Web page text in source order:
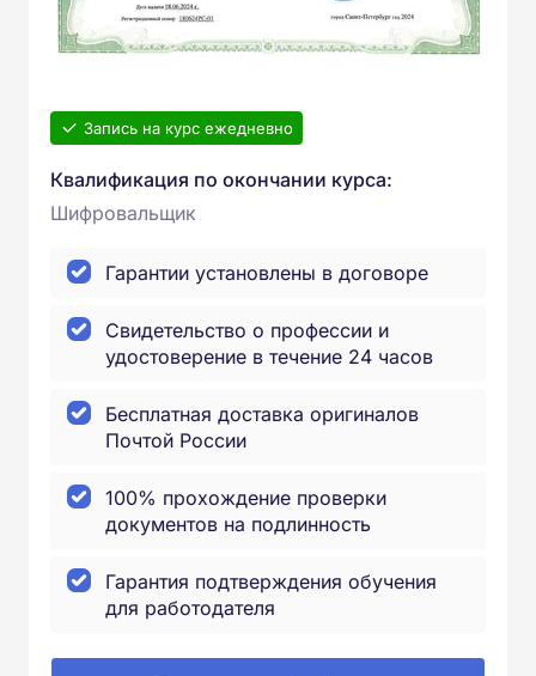
Запись на курс ежедневно
Квалификация по окончании курса:
Шифровальщик
Гарантии установлены в договоре
Свидетельство о профессии и
удостоверение в течение 24 часов
Бесплатная доставка оригиналов
Почтой России
100% прохождение проверки
документов на подлинность
Гарантия подтверждения обучения
для работодателя